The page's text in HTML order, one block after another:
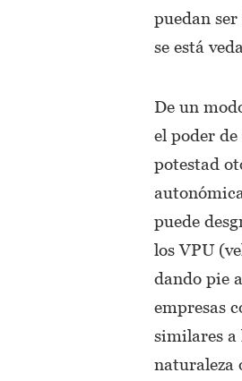
puedan
se está
De un
el poder
potestad
puede
los VPU
dando pie
empresas
similares a
naturaleza